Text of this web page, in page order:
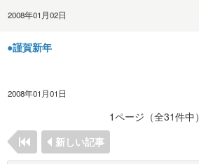
2008年01月02日
●謹賀新年
2008年01月01日
1ページ（全31件中）
新しい記事